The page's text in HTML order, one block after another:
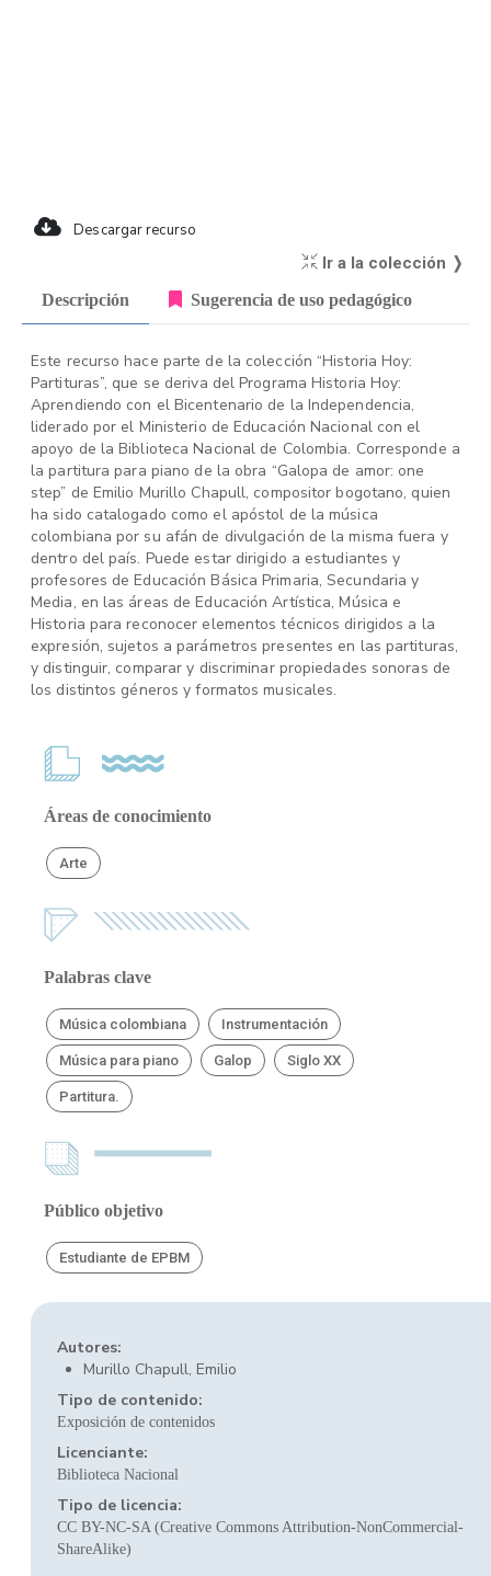
Descargar recurso
Ir a la colección ❭
Descripción Sugerencia de uso pedagógico
Este recurso hace parte de la colección “Historia Hoy:
Partituras”, que se deriva del Programa Historia Hoy:
Aprendiendo con el Bicentenario de la Independencia,
liderado por el Ministerio de Educación Nacional con el
apoyo de la Biblioteca Nacional de Colombia. Corresponde a
la partitura para piano de la obra “Galopa de amor: one
step” de Emilio Murillo Chapull, compositor bogotano, quien
ha sido catalogado como el apóstol de la música
colombiana por su afán de divulgación de la misma fuera y
dentro del país. Puede estar dirigido a estudiantes y
profesores de Educación Básica Primaria, Secundaria y
Media, en las áreas de Educación Artística, Música e
Historia para reconocer elementos técnicos dirigidos a la
expresión, sujetos a parámetros presentes en las partituras,
y distinguir, comparar y discriminar propiedades sonoras de
los distintos géneros y formatos musicales.
Áreas de conocimiento
Arte
Palabras clave
Música colombiana Instrumentación
Música para piano Galop Siglo XX
Partitura.
Público objetivo
Estudiante de EPBM
Autores:
Murillo Chapull, Emilio
Tipo de contenido:
Exposición de contenidos
Licenciante:
Biblioteca Nacional
Tipo de licencia:
CC BY-NC-SA (Creative Commons Attribution-NonCommercial-
ShareAlike)